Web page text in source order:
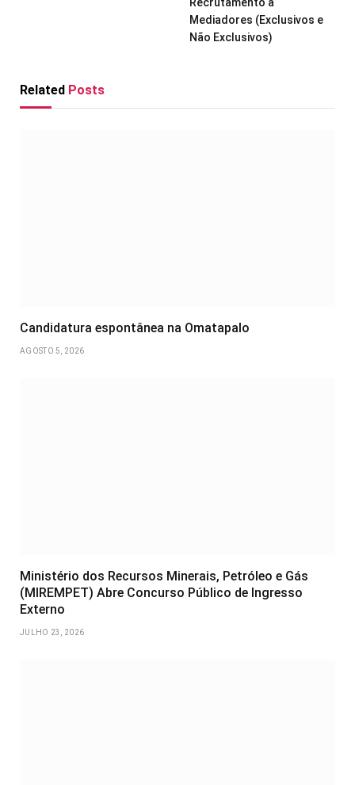
Mediadores (Exclusivos e
Não Exclusivos)
Related Posts
Candidatura espontânea na Omatapalo
AGOSTO 5, 2026
Ministério dos Recursos Minerais, Petróleo e Gás
(MIREMPET) Abre Concurso Público de Ingresso
Externo
JULHO 23, 2026